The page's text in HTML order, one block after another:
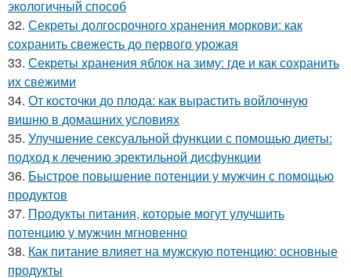
экологичный способ
32. Секреты долгосрочного хранения моркови: как
сохранить свежесть до первого урожая
33. Секреты хранения яблок на зиму: где и как сохранить
их свежими
34. От косточки до плода: как вырастить войлочную
вишню в домашних условиях
35. Улучшение сексуальной функции с помощью диеты:
подход к лечению эректильной дисфункции
36. Быстрое повышение потенции у мужчин с помощью
продуктов
37. Продукты питания, которые могут улучшить
потенцию у мужчин мгновенно
38. Как питание влияет на мужскую потенцию: основные
продукты